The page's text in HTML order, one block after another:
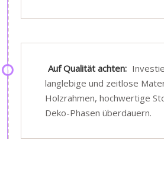
Auf Qualität achten:
langlebige und zeitlose
Holzrahmen, hochwertige
Deko-Phasen überdauern.